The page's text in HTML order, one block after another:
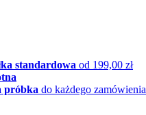
standardowa od 199,00 zł
próbka do każdego zamówienia